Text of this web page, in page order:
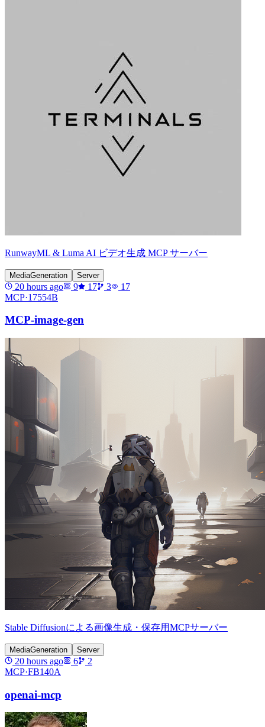
RunwayML & Luma AI ビデオ生成 MCP サーバー
MediaGeneration Server
20 hours ago 9 17 3
17
MCP·17554B
MCP-image-gen
Stable Diffusionによる画像生成・保存用MCPサーバー
MediaGeneration Server
20 hours ago 6
2
MCP·FB140A
openai-mcp